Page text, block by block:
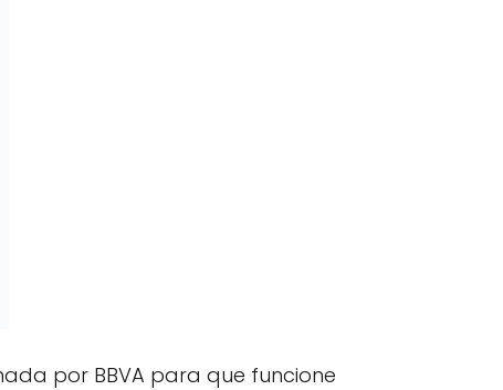
por BBVA para que funcione